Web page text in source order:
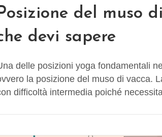
Posizione del muso
devi sapere
delle posizioni yoga fondamentali
la posizione del muso di vacca.
difficoltà intermedia poiché